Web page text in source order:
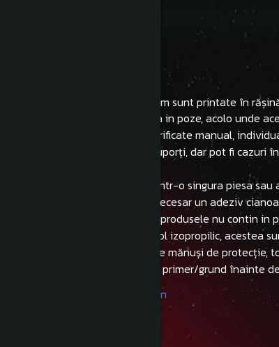
Toate miniaturile Hobby Custom sunt printate în
Inaltimea acestora este afisata in poze, acolo unde
După printare acestea sunt verificate manual,
- Miniatura vine curățată de suporți, dar pot fi
- Produsele printate pot veni intr-o singura piesa
- Pentru lipirea pieselor este necesar un adeziv
-Trebuie sa aveti in vedere ca produsele nu contin
- NU necesită curățare cu alcool izopropilic, acestea
- NU este necesară purtarea de mănuși de
- Se recomandă folosirea unui primer/grund înainte
Product compliance information